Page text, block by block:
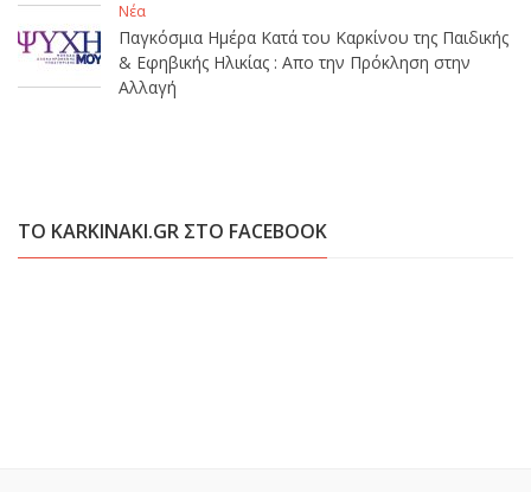
Νέα
Παγκόσμια Ημέρα Κατά του Καρκίνου της Παιδικής
& Εφηβικής Ηλικίας : Απο την Πρόκληση στην
Αλλαγή
ΤΟ KARKINAKI.GR ΣΤΟ FACEBOOK